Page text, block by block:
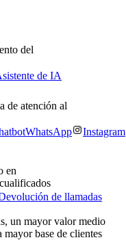
del
de IA
de atención al
WhatsApp Instagram
en
de llamadas
un mayor valor medio
mayor base de clientes